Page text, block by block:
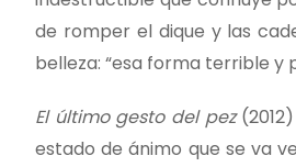
de romper el dique y las
belleza: “esa forma terrible y
El último gesto del pez
estado de ánimo que se va